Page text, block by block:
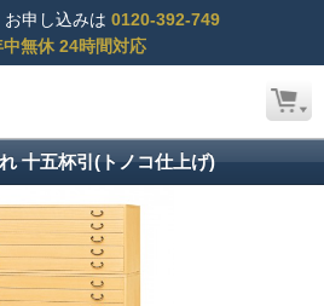
申し込みは 0120-392-749
中無休 24時間対応
十五杯引(トノコ仕上げ)